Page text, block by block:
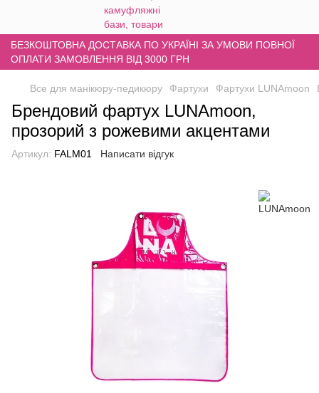
БЕЗКОШТОВНА ДОСТАВКА ПО УКРАЇНІ ЗА УМОВИ ПОВНОЇ
ОПЛАТИ ЗАМОВЛЕННЯ ВІД 3000 ГРН
Все для манікюру-педикюру Фартухи Фартухи LUNAmoon
Брендовий фартух LUNAmoon,
прозорий з рожевими акцентами
Артикул: FALM01 Написати відгук